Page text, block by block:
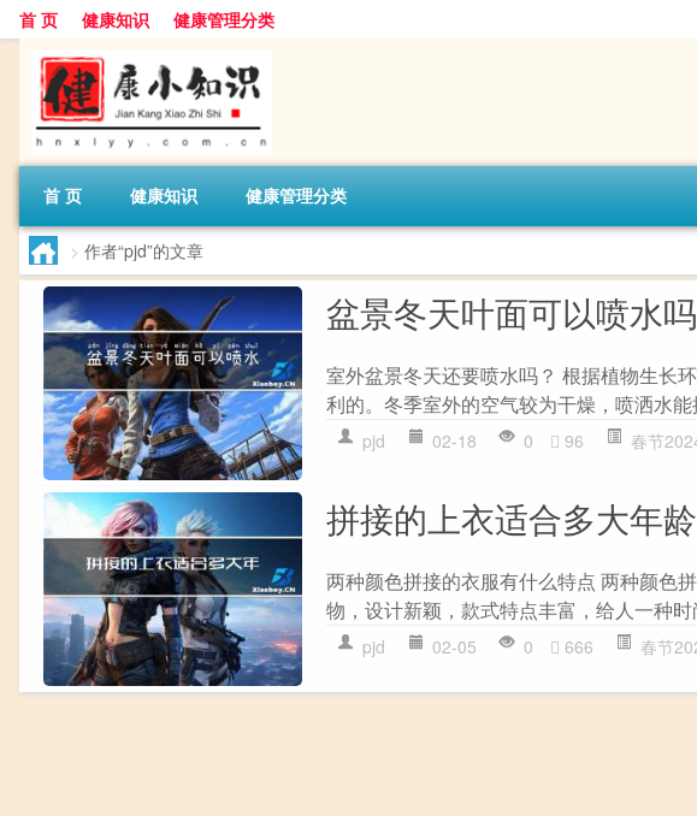
首 页 健康知识 健康管理分类
首 页 健康知识 健康管理分类
> 作者“pjd”的文章
盆景冬天叶面可以喷水吗
室外盆景冬天还要喷水吗？ 根据植物生长
利的。冬季室外的空气较为干燥，喷洒水
pjd 02-18 0 96 春节
拼接的上衣适合多大年龄
两种颜色拼接的衣服有什么特点 两种颜色
物，设计新颖，款式特点丰富，给人一种
pjd 02-05 0 666 春节